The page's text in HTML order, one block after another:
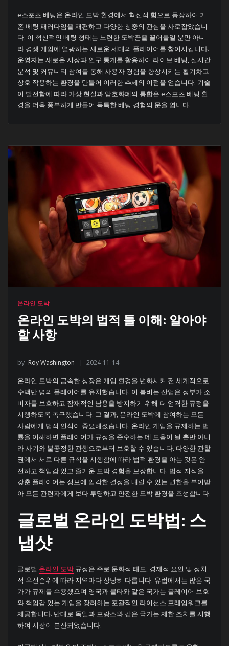
e스포츠 베팅은 온라인 도박 환경에서 혁신적 힘으로 등장하여 기
존 베팅 패러다임을 재편하고 다양한 청중의 관심을 사로잡았습니
다. 이 혁신적인 베팅 형태는 노련한 도박꾼을 끌어들일 뿐만 아니
라 경쟁 게임에 열광하는 새로운 세대의 플레이어를 참여시킵니다.
운영자는 새로운 시장과 인구 통계를 활용하여 라이브 베팅, 실시간
분석 및 커뮤니티 참여를 통해 사용자 경험을 향상시키는 활기차고
상호 작용하는 환경을 만들어 이러한 추세의 이점을 얻습니다. 기술
이 발전함에 따라 가상 현실과 암호화폐의 통합은 e스포츠 베팅 환
경을 더욱 풍부하게 만들어 독특한 베팅 경험의 문을 엽니다.
온라인 도박
온라인 도박의 법적 틀 이해: 알아야
할 사항
by Roy Washington 2024-11-14
온라인 도박의 급속한 성장은 게임 환경을 변화시켜 전 세계적으로
수백만 명의 플레이어를 유치했습니다. 이 붐비는 산업은 정부가 소
비자를 보호하고 잠재적인 남용을 방지하기 위해 더 엄격한 규정을
시행하도록 촉구했습니다. 그 결과, 온라인 도박에 참여하는 모든
사람에게 법적 인식이 중요해졌습니다. 온라인 게임을 규제하는 법
률을 이해하면 플레이어가 규정을 준수하는 데 도움이 될 뿐만 아니
라 사기와 불공정한 관행으로부터 보호할 수 있습니다. 다양한 관할
권에서 서로 다른 규칙을 시행함에 따라 법적 환경을 아는 것은 안
전하고 책임감 있고 즐거운 도박 경험을 보장합니다. 법적 지식을
갖춘 플레이어는 정보에 입각한 결정을 내릴 수 있는 권한을 부여받
아 모든 관련자에게 보다 투명하고 안전한 도박 환경을 조성합니다.
글로벌 온라인 도박법: 스
냅샷
글로벌 온라인 도박규정은 주로 문화적 태도, 경제적 요인 및 정치
적 우선순위에 따라 지역마다 상당히 다릅니다. 유럽에서는 많은 국
가가 규제를 수용했으며 영국과 몰타와 같은 국가는 플레이어 보호
와 책임감 있는 게임을 장려하는 포괄적인 라이선스 프레임워크를
제공합니다. 반대로 독일과 프랑스와 같은 국가는 제한 조치를 시행
하여 시장이 분산되었습니다.